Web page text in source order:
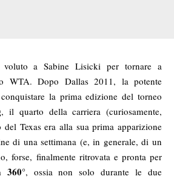
a Sabine Lisicki per tornare a
WTA. Dopo Dallas 2011, la potente
la prima edizione del torneo
, il quarto della carriera (curiosamente,
del Texas era alla sua prima apparizione
di una settimana (e, in generale, di un
forse, finalmente ritrovata e pronta per
360°, ossia non solo durante le due